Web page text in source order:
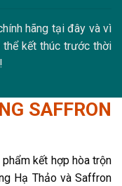
hãng tại đây và vì
kết thúc trước thời
SAFFRON
kết hợp hòa trộn
Hạ Thảo và Saffron